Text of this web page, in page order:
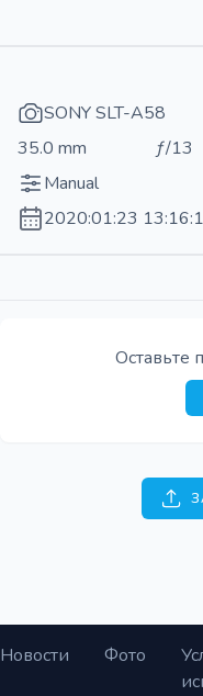
SONY SLT-A58
35.0 mm
ƒ/13
Manual
2020:01:23
Оставьте
Новости Фото